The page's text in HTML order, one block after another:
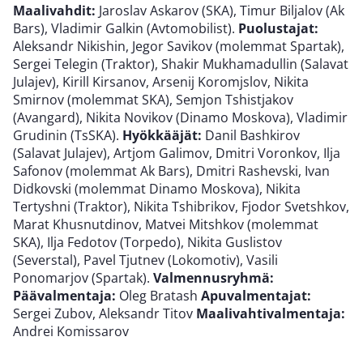
Maalivahdit: Jaroslav Askarov (SKA), Timur Biljalov (Ak
Bars), Vladimir Galkin (Avtomobilist). Puolustajat:
Aleksandr Nikishin, Jegor Savikov (molemmat Spartak),
Sergei Telegin (Traktor), Shakir Mukhamadullin (Salavat
Julajev), Kirill Kirsanov, Arsenij Koromjslov, Nikita
Smirnov (molemmat SKA), Semjon Tshistjakov
(Avangard), Nikita Novikov (Dinamo Moskova), Vladimir
Grudinin (TsSKA). Hyökkääjät: Danil Bashkirov
(Salavat Julajev), Artjom Galimov, Dmitri Voronkov, Ilja
Safonov (molemmat Ak Bars), Dmitri Rashevski, Ivan
Didkovski (molemmat Dinamo Moskova), Nikita
Tertyshni (Traktor), Nikita Tshibrikov, Fjodor Svetshkov,
Marat Khusnutdinov, Matvei Mitshkov (molemmat
SKA), Ilja Fedotov (Torpedo), Nikita Guslistov
(Severstal), Pavel Tjutnev (Lokomotiv), Vasili
Ponomarjov (Spartak). Valmennusryhmä:
Päävalmentaja: Oleg Bratash Apuvalmentajat:
Sergei Zubov, Aleksandr Titov Maalivahtivalmentaja:
Andrei Komissarov